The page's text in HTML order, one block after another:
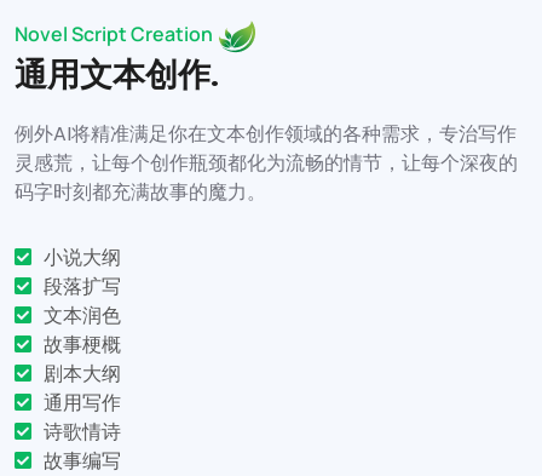
Novel Script Creation
通用文本创作.
例外AI将精准满足你在文本创作领域的各种需求，专治写作
灵感荒，让每个创作瓶颈都化为流畅的情节，让每个深夜的
码字时刻都充满故事的魔力。
小说大纲
段落扩写
文本润色
故事梗概
剧本大纲
通用写作
诗歌情诗
故事编写